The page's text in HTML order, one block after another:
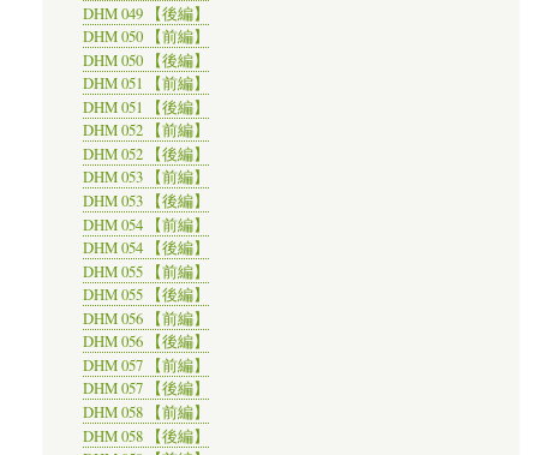
DHM 049 【後編】
DHM 050 【前編】
DHM 050 【後編】
DHM 051 【前編】
DHM 051 【後編】
DHM 052 【前編】
DHM 052 【後編】
DHM 053 【前編】
DHM 053 【後編】
DHM 054 【前編】
DHM 054 【後編】
DHM 055 【前編】
DHM 055 【後編】
DHM 056 【前編】
DHM 056 【後編】
DHM 057 【前編】
DHM 057 【後編】
DHM 058 【前編】
DHM 058 【後編】